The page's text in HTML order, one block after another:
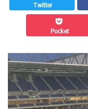
Twitter
Pocket